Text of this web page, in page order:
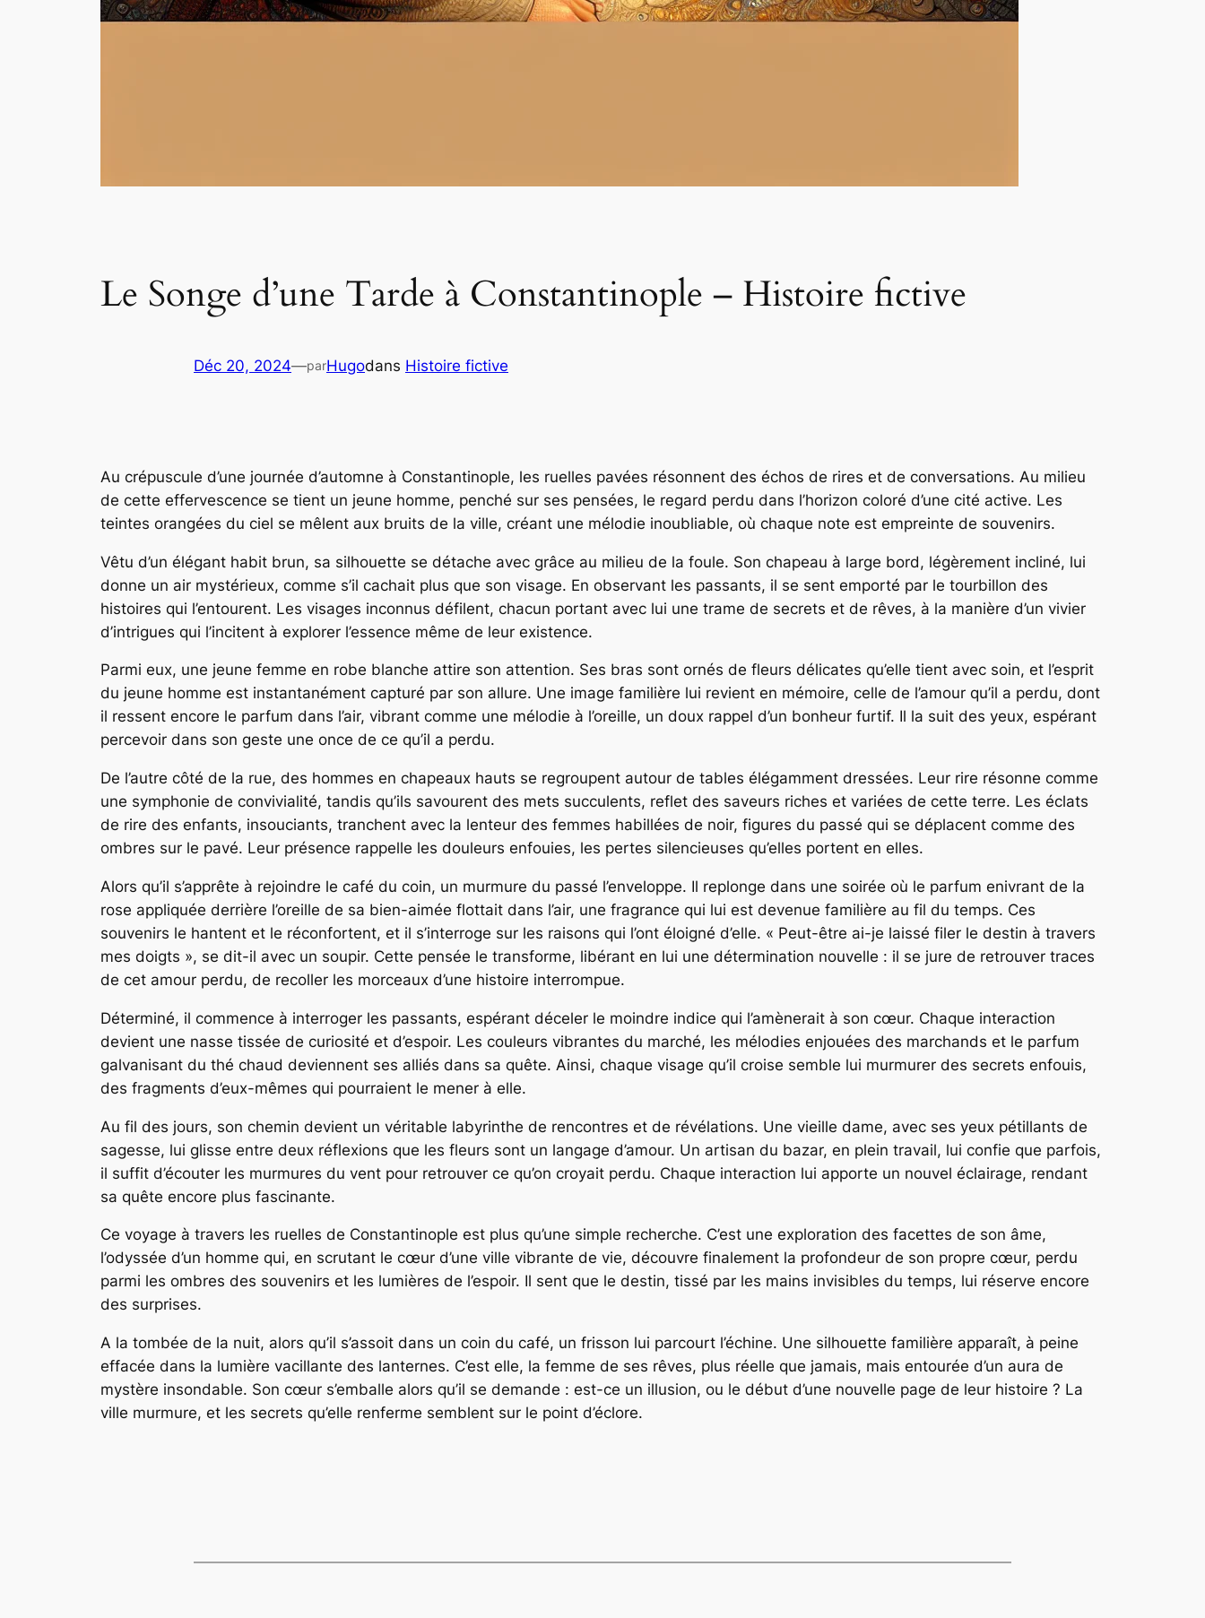
Le Songe d’une Tarde à Constantinople – Histoire fictive
Déc 20, 2024—parHugodans Histoire fictive
Au crépuscule d’une journée d’automne à Constantinople, les ruelles pavées résonnent des échos de rires et de conversations. Au milieu
de cette effervescence se tient un jeune homme, penché sur ses pensées, le regard perdu dans l’horizon coloré d’une cité active. Les
teintes orangées du ciel se mêlent aux bruits de la ville, créant une mélodie inoubliable, où chaque note est empreinte de souvenirs.
Vêtu d’un élégant habit brun, sa silhouette se détache avec grâce au milieu de la foule. Son chapeau à large bord, légèrement incliné, lui
donne un air mystérieux, comme s’il cachait plus que son visage. En observant les passants, il se sent emporté par le tourbillon des
histoires qui l’entourent. Les visages inconnus défilent, chacun portant avec lui une trame de secrets et de rêves, à la manière d’un vivier
d’intrigues qui l’incitent à explorer l’essence même de leur existence.
Parmi eux, une jeune femme en robe blanche attire son attention. Ses bras sont ornés de fleurs délicates qu’elle tient avec soin, et l’esprit
du jeune homme est instantanément capturé par son allure. Une image familière lui revient en mémoire, celle de l’amour qu’il a perdu, dont
il ressent encore le parfum dans l’air, vibrant comme une mélodie à l’oreille, un doux rappel d’un bonheur furtif. Il la suit des yeux, espérant
percevoir dans son geste une once de ce qu’il a perdu.
De l’autre côté de la rue, des hommes en chapeaux hauts se regroupent autour de tables élégamment dressées. Leur rire résonne comme
une symphonie de convivialité, tandis qu’ils savourent des mets succulents, reflet des saveurs riches et variées de cette terre. Les éclats
de rire des enfants, insouciants, tranchent avec la lenteur des femmes habillées de noir, figures du passé qui se déplacent comme des
ombres sur le pavé. Leur présence rappelle les douleurs enfouies, les pertes silencieuses qu’elles portent en elles.
Alors qu’il s’apprête à rejoindre le café du coin, un murmure du passé l’enveloppe. Il replonge dans une soirée où le parfum enivrant de la
rose appliquée derrière l’oreille de sa bien-aimée flottait dans l’air, une fragrance qui lui est devenue familière au fil du temps. Ces
souvenirs le hantent et le réconfortent, et il s’interroge sur les raisons qui l’ont éloigné d’elle. « Peut-être ai-je laissé filer le destin à travers
mes doigts », se dit-il avec un soupir. Cette pensée le transforme, libérant en lui une détermination nouvelle : il se jure de retrouver traces
de cet amour perdu, de recoller les morceaux d’une histoire interrompue.
Déterminé, il commence à interroger les passants, espérant déceler le moindre indice qui l’amènerait à son cœur. Chaque interaction
devient une nasse tissée de curiosité et d’espoir. Les couleurs vibrantes du marché, les mélodies enjouées des marchands et le parfum
galvanisant du thé chaud deviennent ses alliés dans sa quête. Ainsi, chaque visage qu’il croise semble lui murmurer des secrets enfouis,
des fragments d’eux-mêmes qui pourraient le mener à elle.
Au fil des jours, son chemin devient un véritable labyrinthe de rencontres et de révélations. Une vieille dame, avec ses yeux pétillants de
sagesse, lui glisse entre deux réflexions que les fleurs sont un langage d’amour. Un artisan du bazar, en plein travail, lui confie que parfois,
il suffit d’écouter les murmures du vent pour retrouver ce qu’on croyait perdu. Chaque interaction lui apporte un nouvel éclairage, rendant
sa quête encore plus fascinante.
Ce voyage à travers les ruelles de Constantinople est plus qu’une simple recherche. C’est une exploration des facettes de son âme,
l’odyssée d’un homme qui, en scrutant le cœur d’une ville vibrante de vie, découvre finalement la profondeur de son propre cœur, perdu
parmi les ombres des souvenirs et les lumières de l’espoir. Il sent que le destin, tissé par les mains invisibles du temps, lui réserve encore
des surprises.
A la tombée de la nuit, alors qu’il s’assoit dans un coin du café, un frisson lui parcourt l’échine. Une silhouette familière apparaît, à peine
effacée dans la lumière vacillante des lanternes. C’est elle, la femme de ses rêves, plus réelle que jamais, mais entourée d’un aura de
mystère insondable. Son cœur s’emballe alors qu’il se demande : est-ce un illusion, ou le début d’une nouvelle page de leur histoire ? La
ville murmure, et les secrets qu’elle renferme semblent sur le point d’éclore.